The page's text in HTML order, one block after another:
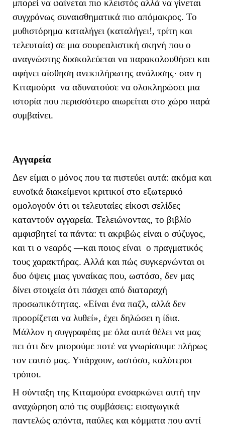
μπορεί να φαίνεται πιο κλειστός αλλά να γίνεται
συγχρόνως συναισθηματικά πιο απόμακρος. Το
μυθιστόρημα καταλήγει (καταλήγει!, τρίτη και
τελευταία) σε μια σουρεαλιστική σκηνή που ο
αναγνώστης δυσκολεύεται να παρακολουθήσει και
αφήνει αίσθηση ανεκπλήρωτης ανάλυσης· σαν η
Κιταμούρα να αδυνατούσε να ολοκληρώσει μια
ιστορία που περισσότερο αιωρείται στο χώρο παρά
συμβαίνει.
Αγγαρεία
Δεν είμαι ο μόνος που τα πιστεύει αυτά: ακόμα και
ευνοϊκά διακείμενοι κριτικοί στο εξωτερικό
ομολογούν ότι οι τελευταίες είκοσι σελίδες
καταντούν αγγαρεία. Τελειώνοντας, το βιβλίο
αμφισβητεί τα πάντα: τι ακριβώς είναι ο σύζυγος,
και τι ο νεαρός —και ποιος είναι ο πραγματικός
τους χαρακτήρας. Αλλά και πώς συγκερνώνται οι
δυο όψεις μιας γυναίκας που, ωστόσο, δεν μας
δίνει στοιχεία ότι πάσχει από διαταραχή
προσωπικότητας. «Είναι ένα παζλ, αλλά δεν
προορίζεται να λυθεί», έχει δηλώσει η ίδια.
Μάλλον η συγγραφέας με όλα αυτά θέλει να μας
πει ότι δεν μπορούμε ποτέ να γνωρίσουμε πλήρως
τον εαυτό μας. Υπάρχουν, ωστόσο, καλύτεροι
τρόποι.
Η σύνταξη της Κιταμούρα ενσαρκώνει αυτή την
αναχώρηση από τις συμβάσεις: εισαγωγικά
παντελώς απόντα, παύλες και κόμματα που αντί